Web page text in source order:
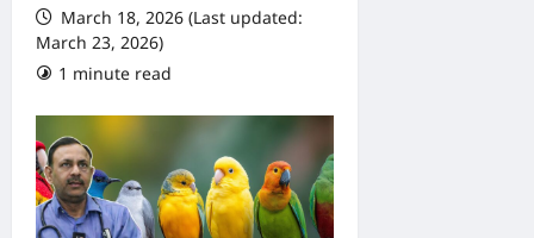
March 18, 2026 (Last updated:
March 23, 2026)
1 minute read